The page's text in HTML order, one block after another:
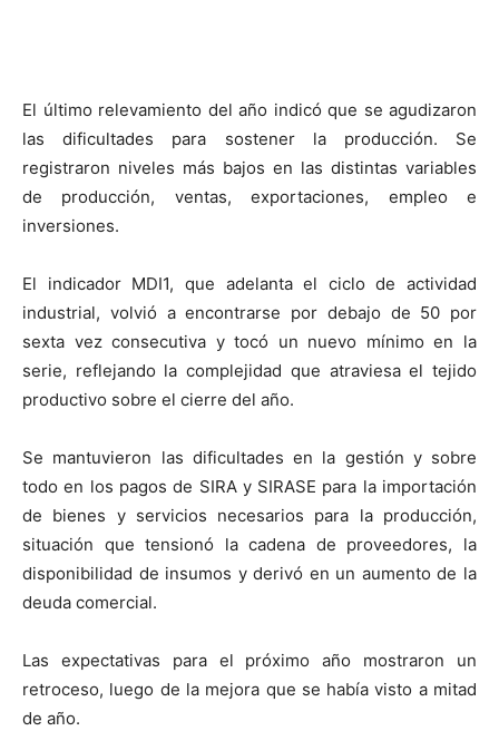
El último relevamiento del año indicó que se agudizaron
las dificultades para sostener la producción. Se
registraron niveles más bajos en las distintas variables
de producción, ventas, exportaciones, empleo e
inversiones.
El indicador MDI1, que adelanta el ciclo de actividad
industrial, volvió a encontrarse por debajo de 50 por
sexta vez consecutiva y tocó un nuevo mínimo en la
serie, reflejando la complejidad que atraviesa el tejido
productivo sobre el cierre del año.
Se mantuvieron las dificultades en la gestión y sobre
todo en los pagos de SIRA y SIRASE para la importación
de bienes y servicios necesarios para la producción,
situación que tensionó la cadena de proveedores, la
disponibilidad de insumos y derivó en un aumento de la
deuda comercial.
Las expectativas para el próximo año mostraron un
retroceso, luego de la mejora que se había visto a mitad
de año.